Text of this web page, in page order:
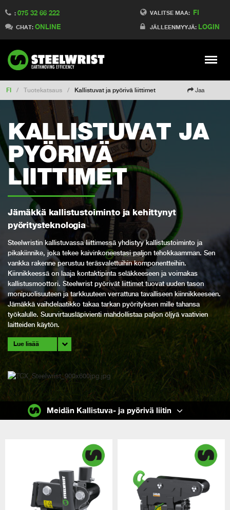
VALITSE MAA: FI
JÄLLEENMYYJÄ: LOGIN
: 075 32 66 222
CHAT: ONLINE
Meny
Switch to France
Switch to Denmark
Switch to China
Switch to Australia
Change market
FI / Tuotekatsaus / Kallistuvat ja pyörivä liittimet Jaa
KALLISTUVAT JA
PYÖRIVÄ
LIITTIMET
Jämäkkä kallistustoiminto ja kehittynyt
pyöritysteknologia
Steelwristin kallistuvassa liittimessä yhdistyy kallistustoiminto ja
pikakiinnike, joka tekee kaivinkoneestasi paljon tehokkaamman. Sen
vankka rakenne perustuu teräsvalettuihin komponentteihin.
Kiinnikkeessä on laaja kontaktipinta seläkkeeseen ja voimakas
kallistusmoottori. Steelwrist pyörivät liittimet tuovat uuden tason
monipuolisuuteen ja tarkkuuteen verrattuna tavalliseen kiinnikkeeseen.
Jämäkkä vaihdelaatikko takaa tarkan pyörityksen mille tahansa
työkalulle. Suurvirtausläpivienti mahdollistaa paljon öljyä vaativien
laitteiden käytön.
Lue lisää
Meidän Kallistuva- ja pyörivä liitin